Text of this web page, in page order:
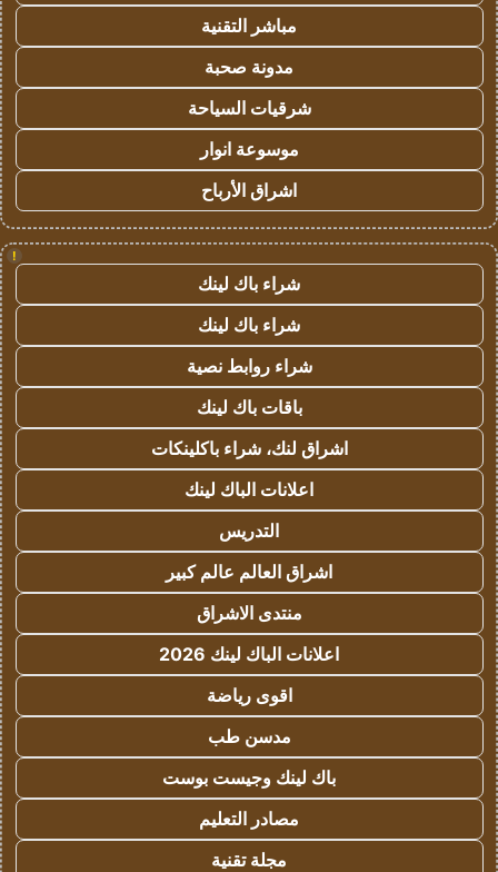
مباشر التقنية
مدونة صحبة
شرقيات السياحة
موسوعة انوار
اشراق الأرباح
!
شراء باك لينك
شراء باك لينك
شراء روابط نصية
باقات باك لينك
اشراق لنك، شراء باكلينكات
اعلانات الباك لينك
التدريس
اشراق العالم عالم كبير
منتدى الاشراق
اعلانات الباك لينك 2026
اقوى رياضة
مدسن طب
باك لينك وجيست بوست
مصادر التعليم
مجلة تقنية